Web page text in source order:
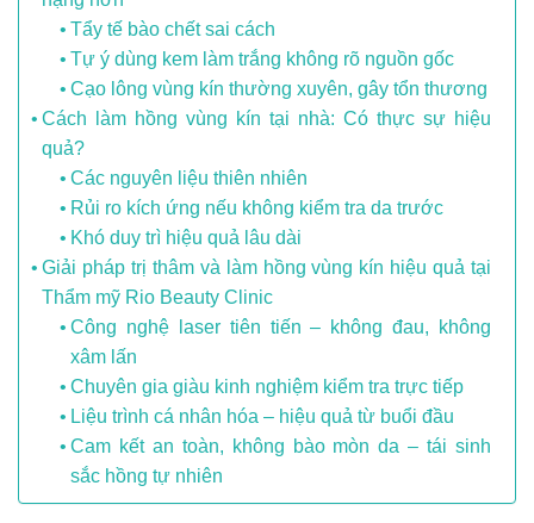
Tẩy tế bào chết sai cách
Tự ý dùng kem làm trắng không rõ nguồn gốc
Cạo lông vùng kín thường xuyên, gây tổn thương
Cách làm hồng vùng kín tại nhà: Có thực sự hiệu
quả?
Các nguyên liệu thiên nhiên
Rủi ro kích ứng nếu không kiểm tra da trước
Khó duy trì hiệu quả lâu dài
Giải pháp trị thâm và làm hồng vùng kín hiệu quả tại
Thẩm mỹ Rio Beauty Clinic
Công nghệ laser tiên tiến – không đau, không
xâm lấn
Chuyên gia giàu kinh nghiệm kiểm tra trực tiếp
Liệu trình cá nhân hóa – hiệu quả từ buổi đầu
Cam kết an toàn, không bào mòn da – tái sinh
sắc hồng tự nhiên